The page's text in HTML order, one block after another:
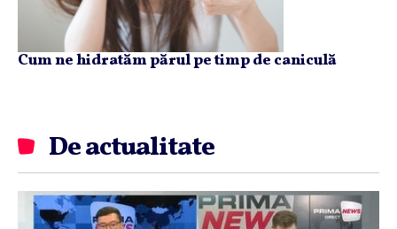
Cum ne hidratăm părul pe timp de caniculă
De actualitate